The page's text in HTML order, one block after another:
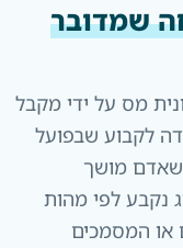
שמדובר
מס על ידי מקבל
לקבוע שבפועל
שאדם מושך
נקבע לפי מהות
או המסמכים